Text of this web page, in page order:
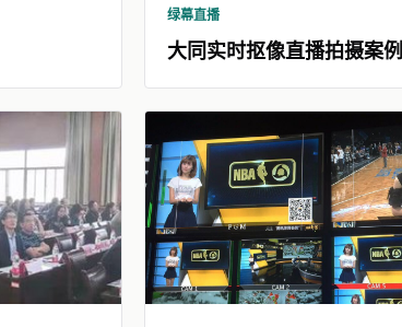
绿幕直播
大同实时抠像直播拍摄案例